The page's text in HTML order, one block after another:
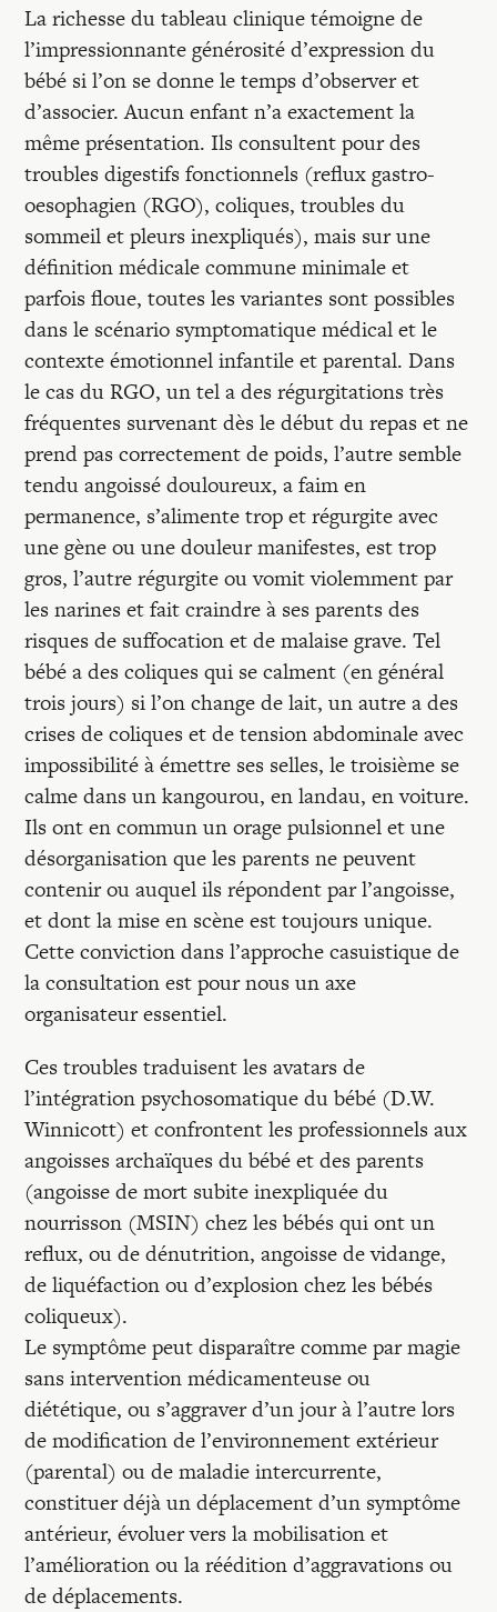
La richesse du tableau clinique témoigne de
l’impressionnante générosité d’expression du
bébé si l’on se donne le temps d’observer et
d’associer. Aucun enfant n’a exactement la
même présentation. Ils consultent pour des
troubles digestifs fonctionnels (reflux gastro-
oesophagien (RGO), coliques, troubles du
sommeil et pleurs inexpliqués), mais sur une
définition médicale commune minimale et
parfois floue, toutes les variantes sont possibles
dans le scénario symptomatique médical et le
contexte émotionnel infantile et parental. Dans
le cas du RGO, un tel a des régurgitations très
fréquentes survenant dès le début du repas et ne
prend pas correctement de poids, l’autre semble
tendu angoissé douloureux, a faim en
permanence, s’alimente trop et régurgite avec
une gène ou une douleur manifestes, est trop
gros, l’autre régurgite ou vomit violemment par
les narines et fait craindre à ses parents des
risques de suffocation et de malaise grave. Tel
bébé a des coliques qui se calment (en général
trois jours) si l’on change de lait, un autre a des
crises de coliques et de tension abdominale avec
impossibilité à émettre ses selles, le troisième se
calme dans un kangourou, en landau, en voiture.
Ils ont en commun un orage pulsionnel et une
désorganisation que les parents ne peuvent
contenir ou auquel ils répondent par l’angoisse,
et dont la mise en scène est toujours unique.
Cette conviction dans l’approche casuistique de
la consultation est pour nous un axe
organisateur essentiel.
Ces troubles traduisent les avatars de
l’intégration psychosomatique du bébé (D.W.
Winnicott) et confrontent les professionnels aux
angoisses archaïques du bébé et des parents
(angoisse de mort subite inexpliquée du
nourrisson (MSIN) chez les bébés qui ont un
reflux, ou de dénutrition, angoisse de vidange,
de liquéfaction ou d’explosion chez les bébés
coliqueux).
Le symptôme peut disparaître comme par magie
sans intervention médicamenteuse ou
diététique, ou s’aggraver d’un jour à l’autre lors
de modification de l’environnement extérieur
(parental) ou de maladie intercurrente,
constituer déjà un déplacement d’un symptôme
antérieur, évoluer vers la mobilisation et
l’amélioration ou la réédition d’aggravations ou
de déplacements.